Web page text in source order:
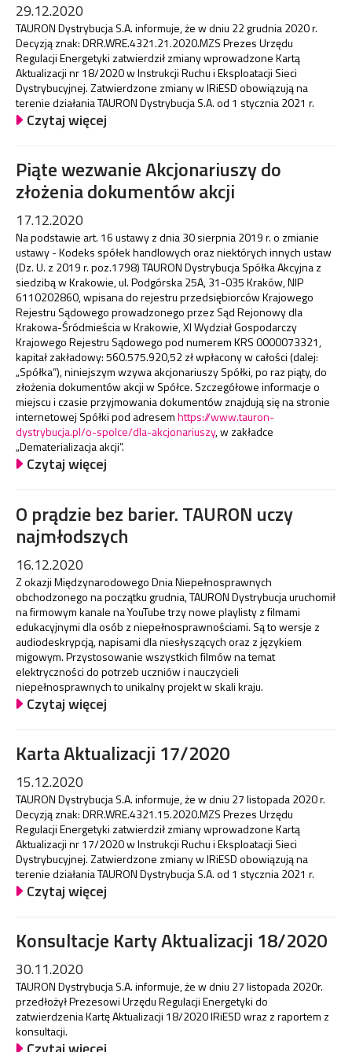
29.12.2020
TAURON Dystrybucja S.A. informuje, że w dniu 22 grudnia 2020 r.
Decyzją znak: DRR.WRE.4321.21.2020.MZS Prezes Urzędu
Regulacji Energetyki zatwierdził zmiany wprowadzone Kartą
Aktualizacji nr 18/2020 w Instrukcji Ruchu i Eksploatacji Sieci
Dystrybucyjnej. Zatwierdzone zmiany w IRiESD obowiązują na
terenie działania TAURON Dystrybucja S.A. od 1 stycznia 2021 r.
Czytaj więcej
Piąte wezwanie Akcjonariuszy do
złożenia dokumentów akcji
17.12.2020
Na podstawie art. 16 ustawy z dnia 30 sierpnia 2019 r. o zmianie
ustawy - Kodeks spółek handlowych oraz niektórych innych ustaw
(Dz. U. z 2019 r. poz.1798) TAURON Dystrybucja Spółka Akcyjna z
siedzibą w Krakowie, ul. Podgórska 25A, 31-035 Kraków, NIP
6110202860, wpisana do rejestru przedsiębiorców Krajowego
Rejestru Sądowego prowadzonego przez Sąd Rejonowy dla
Krakowa-Śródmieścia w Krakowie, XI Wydział Gospodarczy
Krajowego Rejestru Sądowego pod numerem KRS 0000073321,
kapitał zakładowy: 560.575.920,52 zł wpłacony w całości (dalej:
„Spółka”), niniejszym wzywa akcjonariuszy Spółki, po raz piąty, do
złożenia dokumentów akcji w Spółce. Szczegółowe informacje o
miejscu i czasie przyjmowania dokumentów znajdują się na stronie
internetowej Spółki pod adresemhttps://www.tauron-
dystrybucja.pl/o-spolce/dla-akcjonariuszy, w zakładce
„Dematerializacja akcji”.
Czytaj więcej
O prądzie bez barier. TAURON uczy
najmłodszych
16.12.2020
Z okazji Międzynarodowego Dnia Niepełnosprawnych
obchodzonego na początku grudnia, TAURON Dystrybucja uruchomił
na firmowym kanale na YouTube trzy nowe playlisty z filmami
edukacyjnymi dla osób z niepełnosprawnościami. Są to wersje z
audiodeskrypcją, napisami dla niesłyszących oraz z językiem
migowym. Przystosowanie wszystkich filmów na temat
elektryczności do potrzeb uczniów i nauczycieli
niepełnosprawnych to unikalny projekt w skali kraju.
Czytaj więcej
Karta Aktualizacji 17/2020
15.12.2020
TAURON Dystrybucja S.A. informuje, że w dniu 27 listopada 2020 r.
Decyzją znak: DRR.WRE.4321.15.2020.MZS Prezes Urzędu
Regulacji Energetyki zatwierdził zmiany wprowadzone Kartą
Aktualizacji nr 17/2020 w Instrukcji Ruchu i Eksploatacji Sieci
Dystrybucyjnej. Zatwierdzone zmiany w IRiESD obowiązują na
terenie działania TAURON Dystrybucja S.A. od 1 stycznia 2021 r.
Czytaj więcej
Konsultacje Karty Aktualizacji 18/2020
30.11.2020
TAURON Dystrybucja S.A. informuje, że w dniu 27 listopada 2020r.
przedłożył Prezesowi Urzędu Regulacji Energetyki do
zatwierdzenia Kartę Aktualizacji 18/2020 IRiESD wraz z raportem z
konsultacji.